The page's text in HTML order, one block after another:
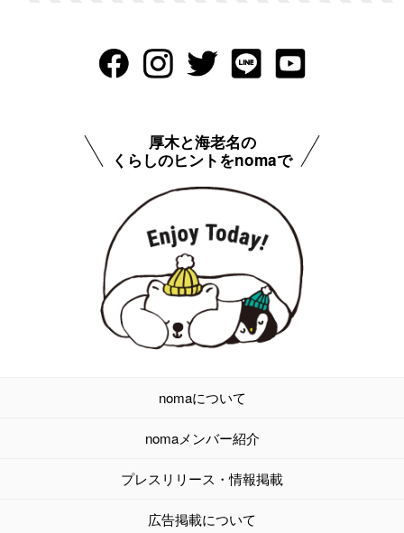
厚木と海老名の
くらしのヒントをnomaで
nomaについて
nomaメンバー紹介
プレスリリース・情報掲載
広告掲載について